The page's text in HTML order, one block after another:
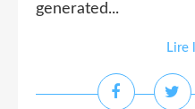
generated...
Lire